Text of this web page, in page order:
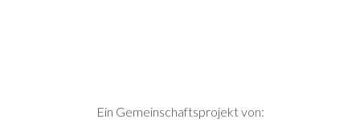
SEITENFUSSEin Gemeinschaftsprojekt von: